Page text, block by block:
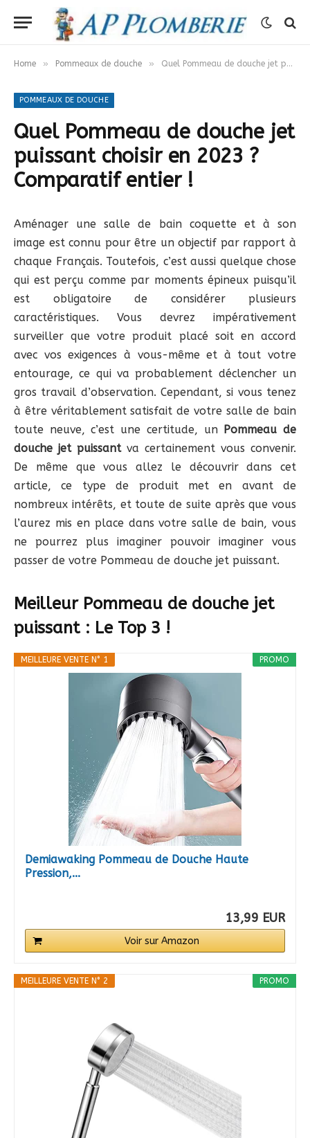
Home » Pommeaux de douche » Quel Pommeau de douche jet puissant choisir en 2023 ? Comparatif entier !
POMMEAUX DE DOUCHE
Quel Pommeau de douche jet
puissant choisir en 2023 ?
Comparatif entier !
Aménager une salle de bain coquette et à son
image est connu pour être un objectif par rapport à
chaque Français. Toutefois, c’est aussi quelque chose
qui est perçu comme par moments épineux puisqu’il
est obligatoire de considérer plusieurs
caractéristiques. Vous devrez impérativement
surveiller que votre produit placé soit en accord
avec vos exigences à vous-même et à tout votre
entourage, ce qui va probablement déclencher un
gros travail d’observation. Cependant, si vous tenez
à être véritablement satisfait de votre salle de bain
toute neuve, c’est une certitude, un Pommeau de
douche jet puissantva certainement vous convenir.
De même que vous allez le découvrir dans cet
article, ce type de produit met en avant de
nombreux intérêts, et toute de suite après que vous
l’aurez mis en place dans votre salle de bain, vous
ne pourrez plus imaginer pouvoir imaginer vous
passer de votre Pommeau de douche jet puissant.
Meilleur Pommeau de douche jet
puissant : Le Top 3 !
PROMO
MEILLEURE VENTE N° 1
Demiawaking Pommeau de Douche Haute
Pression,...
13,99 EUR
Voir sur Amazon
PROMO
MEILLEURE VENTE N° 2